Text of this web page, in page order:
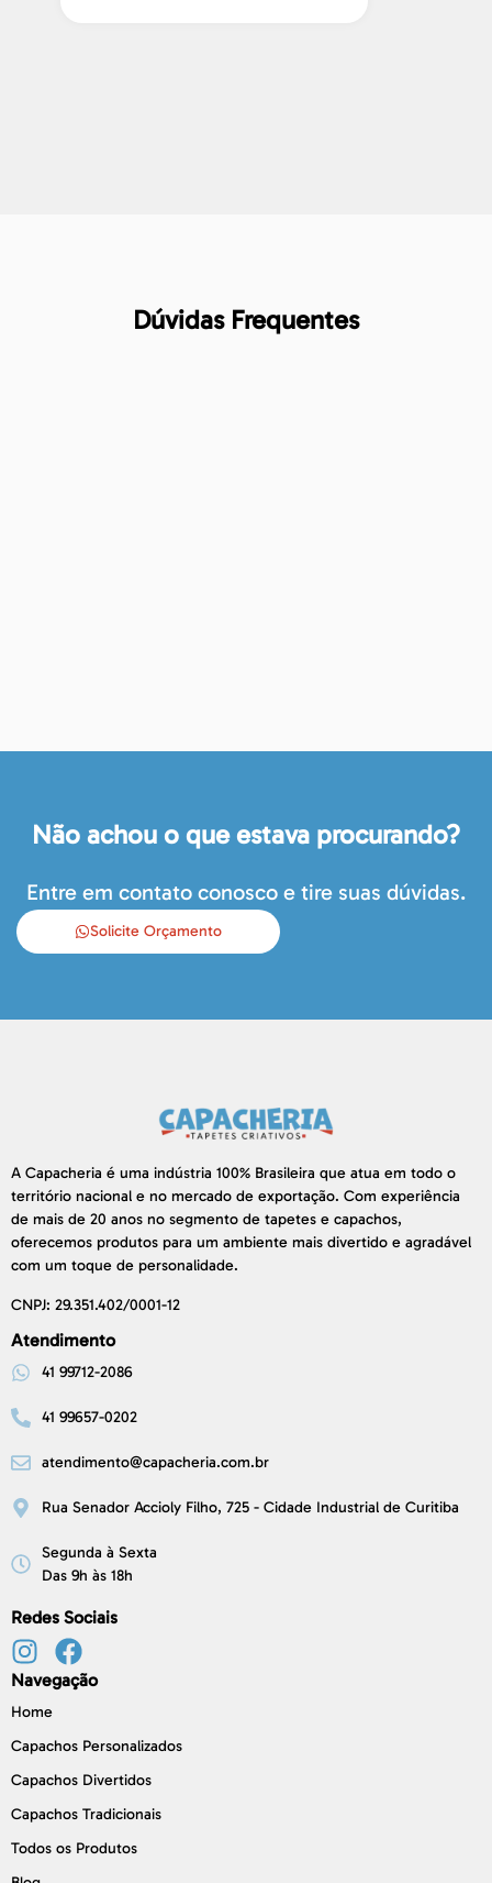
Dúvidas Frequentes
Não achou o que estava procurando?
Entre em contato conosco e tire suas dúvidas.
Solicite Orçamento
A Capacheria é uma indústria 100% Brasileira que atua em todo o
território nacional e no mercado de exportação. Com experiência
de mais de 20 anos no segmento de tapetes e capachos,
oferecemos produtos para um ambiente mais divertido e agradável
com um toque de personalidade.
CNPJ: 29.351.402/0001-12
Atendimento
41 99712-2086
41 99657-0202
atendimento@capacheria.com.br
Rua Senador Accioly Filho, 725 - Cidade Industrial de Curitiba
Segunda à Sexta
Das 9h às 18h
Redes Sociais
Navegação
Home
Capachos Personalizados
Capachos Divertidos
Capachos Tradicionais
Todos os Produtos